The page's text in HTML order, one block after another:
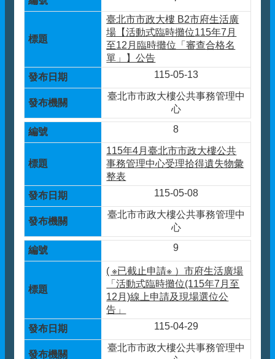
臺北市市政大樓 B2市府生活廣
場【活動式臨時攤位115年7月
至12月臨時攤位「審查合格名
單」】公告
115-05-13
臺北市市政大樓公共事務管理中
心
8
115年4月臺北市市政大樓公共
事務管理中心受理拾得遺失物彙
整表
115-05-08
臺北市市政大樓公共事務管理中
心
9
( ※已截止申請※ ）市府生活廣場
「活動式臨時攤位(115年7月至
12月)線上申請及現場選位公
告」
115-04-29
臺北市市政大樓公共事務管理中